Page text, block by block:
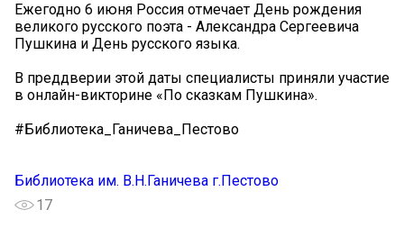
Ежегодно 6 июня Россия отмечает День рождения
великого русского поэта - Александра Сергеевича
Пушкина и День русского языка.
В преддверии этой даты специалисты приняли участие
в онлайн-викторине «По сказкам Пушкина».
#Библиотека_Ганичева_Пестово
Библиотека им. В.Н.Ганичева г.Пестово
17